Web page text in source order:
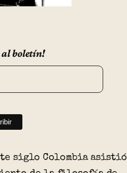
al boletín!
siglo Colombia asistió